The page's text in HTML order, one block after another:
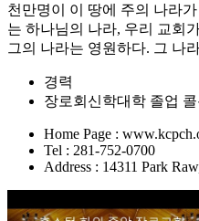
천만명이 이 땅에 주의 나라
는 하나님의 나라, 우리 교회
그의 나라는 영원하다. 그 나
경력
장로회신학대학 졸업
Home Page :
Tel : 281-752-0700
Address : 14311 Park